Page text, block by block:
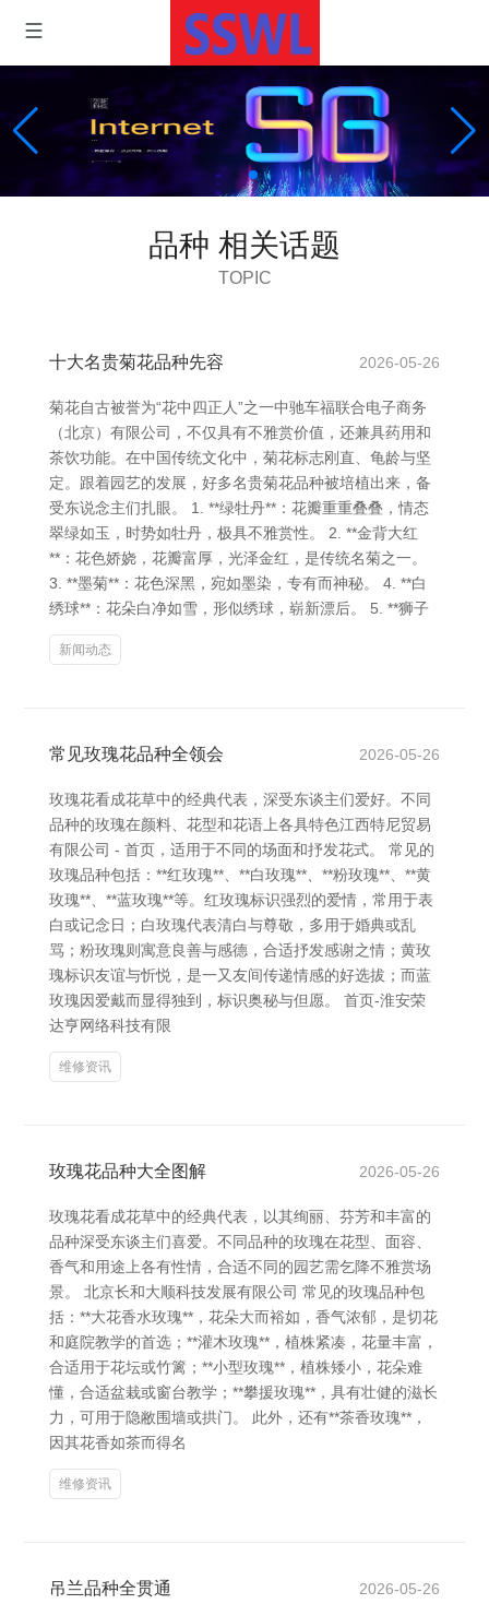
品种 相关话题
TOPIC
十大名贵菊花品种先容 2026-05-26
菊花自古被誉为“花中四正人”之一中驰车福联合电子商务
（北京）有限公司，不仅具有不雅赏价值，还兼具药用和
茶饮功能。在中国传统文化中，菊花标志刚直、龟龄与坚
定。跟着园艺的发展，好多名贵菊花品种被培植出来，备
受东说念主们扎眼。 1. **绿牡丹**：花瓣重重叠叠，情态
翠绿如玉，时势如牡丹，极具不雅赏性。 2. **金背大红
**：花色娇娆，花瓣富厚，光泽金红，是传统名菊之一。
3. **墨菊**：花色深黑，宛如墨染，专有而神秘。 4. **白
绣球**：花朵白净如雪，形似绣球，崭新漂后。 5. **狮子
新闻动态
常见玫瑰花品种全领会 2026-05-26
玫瑰花看成花草中的经典代表，深受东谈主们爱好。不同
品种的玫瑰在颜料、花型和花语上各具特色江西特尼贸易
有限公司 - 首页，适用于不同的场面和抒发花式。 常见的
玫瑰品种包括：**红玫瑰**、**白玫瑰**、**粉玫瑰**、**黄
玫瑰**、**蓝玫瑰**等。红玫瑰标识强烈的爱情，常用于表
白或记念日；白玫瑰代表清白与尊敬，多用于婚典或乱
骂；粉玫瑰则寓意良善与感德，合适抒发感谢之情；黄玫
瑰标识友谊与忻悦，是一又友间传递情感的好选拔；而蓝
玫瑰因爱戴而显得独到，标识奥秘与但愿。 首页-淮安荣
达亨网络科技有限
维修资讯
玫瑰花品种大全图解 2026-05-26
玫瑰花看成花草中的经典代表，以其绚丽、芬芳和丰富的
品种深受东谈主们喜爱。不同品种的玫瑰在花型、面容、
香气和用途上各有性情，合适不同的园艺需乞降不雅赏场
景。 北京长和大顺科技发展有限公司 常见的玫瑰品种包
括：**大花香水玫瑰**，花朵大而裕如，香气浓郁，是切花
和庭院教学的首选；**灌木玫瑰**，植株紧凑，花量丰富，
合适用于花坛或竹篱；**小型玫瑰**，植株矮小，花朵难
懂，合适盆栽或窗台教学；**攀援玫瑰**，具有壮健的滋长
力，可用于隐敝围墙或拱门。 此外，还有**茶香玫瑰**，
因其花香如茶而得名
维修资讯
吊兰品种全贯通 2026-05-26